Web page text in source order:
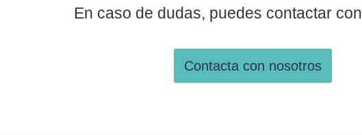
En caso de dudas, puedes contactar
Contacta con nosotros